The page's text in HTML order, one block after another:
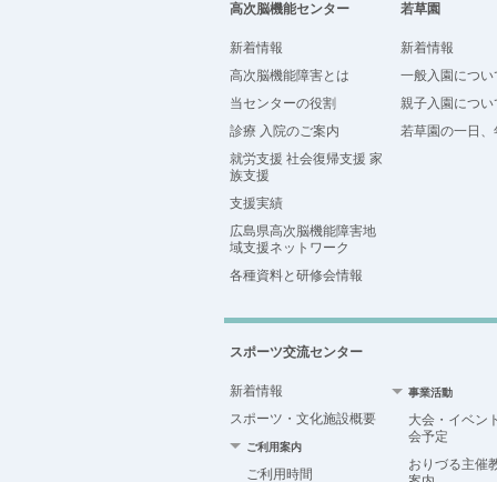
高次脳機能センター
新着情報
高次脳機能障害とは
当センターの役割
診療 入院のご案内
就労支援 社会復帰支援 家
族支援
支援実績
広島県高次脳機能障害地
域支援ネットワーク
各種資料と研修会情報
若草園
新着情報
一般入園につい
親子入園につい
若草園の一日
スポーツ交流センター
新着情報
スポーツ・文化施設概要
ご利用案内
ご利用時間
事業活動
大会・イベン
会予定
おりづる主催